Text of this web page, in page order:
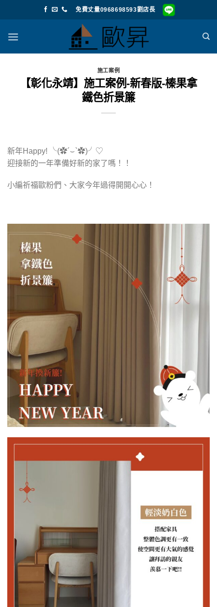
to
免費丈量0968698593劉店長
施工案例
【彰化永靖】施工案例-新春版-榛果拿
鐵色折景簾
新年Happy! ╰(✿´⌣`✿)╯♡
迎接新的一年準備好新的家了嗎！！
小編祈福歐粉們、大家今年過得開開心心！